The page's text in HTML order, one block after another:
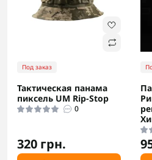
Под заказ
Тактическая панама
пиксель UM Rip-Stop
0
320 грн.